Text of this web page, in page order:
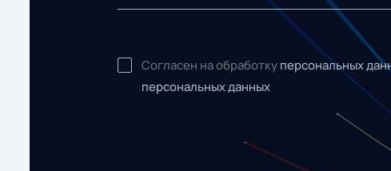
Согласен на обработку персональных
персональных данных